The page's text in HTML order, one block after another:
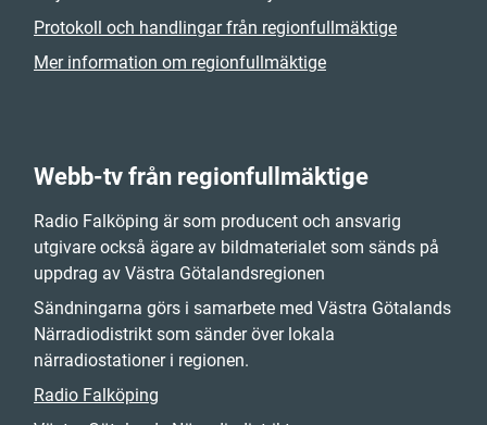
Protokoll och handlingar från regionfullmäktige
Mer information om regionfullmäktige
Webb-tv från regionfullmäktige
Radio Falköping är som producent och ansvarig
utgivare också ägare av bildmaterialet som sänds på
uppdrag av Västra Götalandsregionen
Sändningarna görs i samarbete med Västra Götalands
Närradiodistrikt som sänder över lokala
närradiostationer i regionen.
Radio Falköping